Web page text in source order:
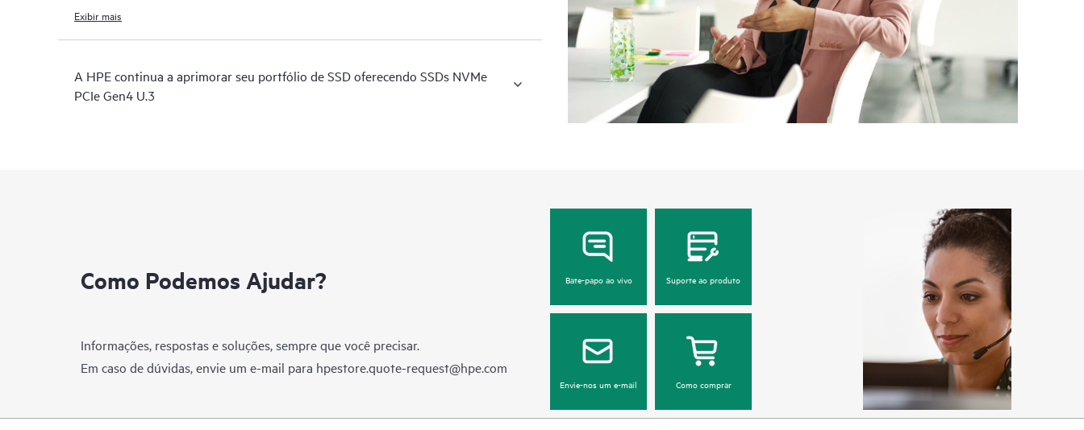
Exibir mais
A HPE continua a aprimorar seu portfólio de SSD oferecendo SSDs NVMe
PCIe Gen4 U.3
Como Podemos Ajudar?
Informações, respostas e soluções, sempre que você precisar.
Em caso de dúvidas, envie um e-mail para hpestore.quote-request@hpe.com
Bate-papo ao vivo Suporte ao produto
Envie-nos um e-mail Como comprar